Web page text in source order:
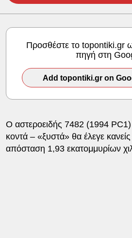
Προσθέστε το topontiki.gr
πηγή στη
Add topontiki.gr on
Ο αστεροειδής 7482 (1994 PC1)
κοντά – «ξυστά» θα έλεγε
απόσταση 1,93 εκατομμυρίων